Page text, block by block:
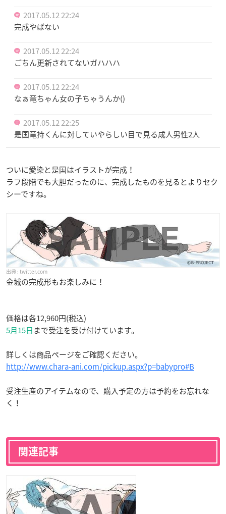
2017.05.12 22:24
完成やばない
2017.05.12 22:24
ごちん更新されてないガハハハ
2017.05.12 22:24
なぁ竜ちゃん女の子ちゃうんか()
2017.05.12 22:25
是国竜持くんに対していやらしい目で見る成人男性2人
ついに愛染と是国はイラストが完成！
ラフ段階でも大胆だったのに、完成したものを見るとよりセク
シーですね。
twitter.com
金城の完成形もお楽しみに！
価格は各12,960円(税込)
5月15日まで受注を受け付けています。
詳しくは商品ページをご確認ください。
http://www.chara-ani.com/pickup.aspx?p=babypro#B
受注生産のアイテムなので、購入予定の方は予約をお忘れな
く！
関連記事